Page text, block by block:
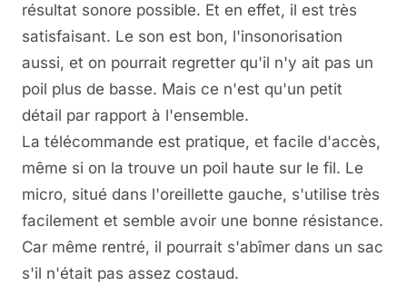
résultat sonore possible. Et en effet, il est très
satisfaisant. Le son est bon, l'insonorisation
aussi, et on pourrait regretter qu'il n'y ait pas un
poil plus de basse. Mais ce n'est qu'un petit
détail par rapport à l'ensemble.
La télécommande est pratique, et facile d'accès,
même si on la trouve un poil haute sur le fil. Le
micro, situé dans l'oreillette gauche, s'utilise très
facilement et semble avoir une bonne résistance.
Car même rentré, il pourrait s'abîmer dans un sac
s'il n'était pas assez costaud.